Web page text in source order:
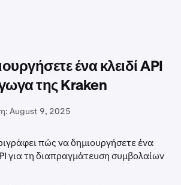
ένα κλειδί API
της Kraken
August 9, 2025
πώς να δημιουργήσετε ένα
για τη διαπραγμάτευση συμβολαίων